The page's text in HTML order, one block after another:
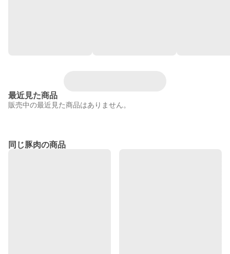
最近見た商品
販売中の最近見た商品はありません。
同じ豚肉の商品